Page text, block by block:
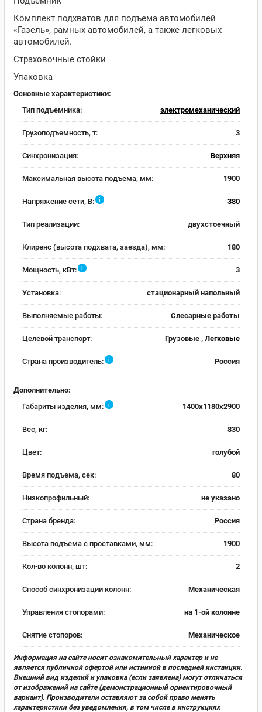
Комплект подхватов для подъема автомобилей
«Газель», рамных автомобилей, а также легковых
автомобилей.
Страховочные стойки
Упаковка
Основные характеристики:
Тип подъемника:
электромеханический
Грузоподъемность, т: 3
Синхронизация: Верхняя
Максимальная высота подъема, мм: 1900
Напряжение сети, В: i 380
Тип реализации: двухстоечный
Клиренс (высота подхвата, заезда), мм: 180
Мощность, кВт: i 3
Установка: стационарный напольный
Выполняемые работы: Слесарные работы
Целевой транспорт: Грузовые , Легковые
Страна производитель: i Россия
Дополнительно:
Габариты изделия, мм:
i 1400x1180x2900
Вес, кг: 830
Цвет: голубой
Время подъема, сек: 80
Низкопрофильный: не указано
Страна бренда: Россия
Высота подъема с проставками, мм: 1900
Кол-во колонн, шт: 2
Способ синхронизации колонн: Механическая
Управления стопорами: на 1-ой колонне
Снятие стопоров: Механическое
Информация на сайте носит ознакомительный характер и не
является публичной офертой или истинной в последней инстанции.
Внешний вид изделий и упаковка (если заявлена) могут отличаться
от изображений на сайте (демонстрационный ориентировочный
вариант). Производители оставляют за собой право менять
характеристики без уведомления, в том числе в инструкциях